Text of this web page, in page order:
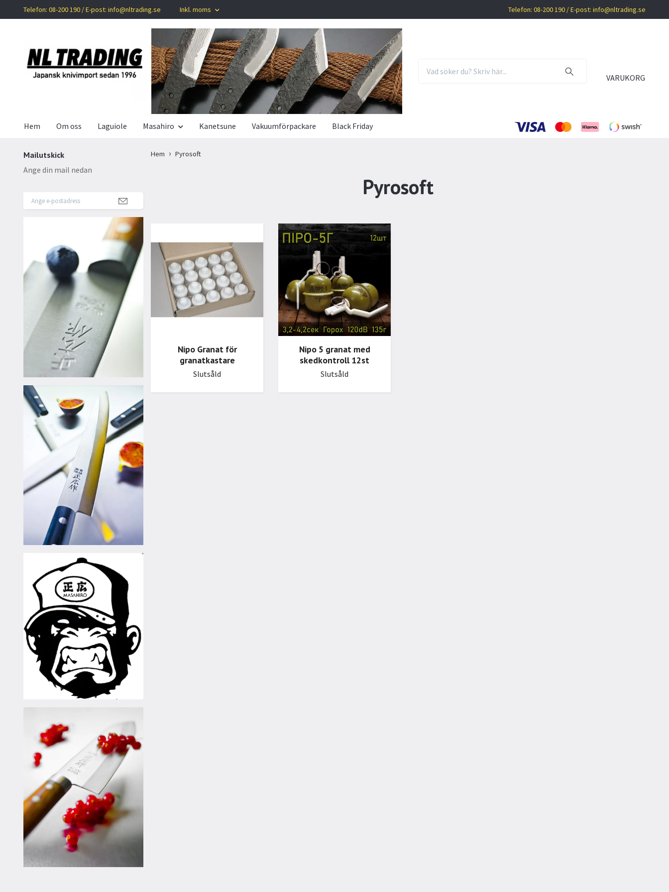
Telefon: 08-200 190 / E-post: info@nltrading.se Inkl. moms Telefon: 08-200 190 / E-post: info@nltrading.se
VARUKORG
Hem Om oss Laguiole Masahiro Kanetsune Vakuumförpackare Black Friday
Mailutskick
Ange din mail nedan
Hem Pyrosoft
Pyrosoft
Nipo Granat för
granatkastare
Slutsåld
Nipo 5 granat med
skedkontroll 12st
Slutsåld